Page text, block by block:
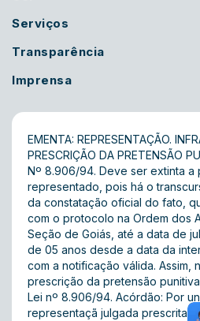
Serviços
Transparência
Imprensa
EMENTA: REPRESENTAÇÃO.
PRESCRIÇÃO DA PRETENSÃO
Nº 8.906/94. Deve ser extinta a
representado, pois há o
da constatação oficial do fato,
com o protocolo na Ordem dos
Seção de Goiás, até a data de
de 05 anos desde a data da
com a notificação válida. Assim,
prescrição da pretensão
Lei nº 8.906/94. Acórdão: Por
representaçã julgada prescrita.